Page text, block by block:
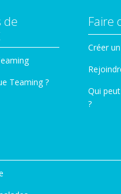
de
Teaming ?
Faire
Créer
Qui
?